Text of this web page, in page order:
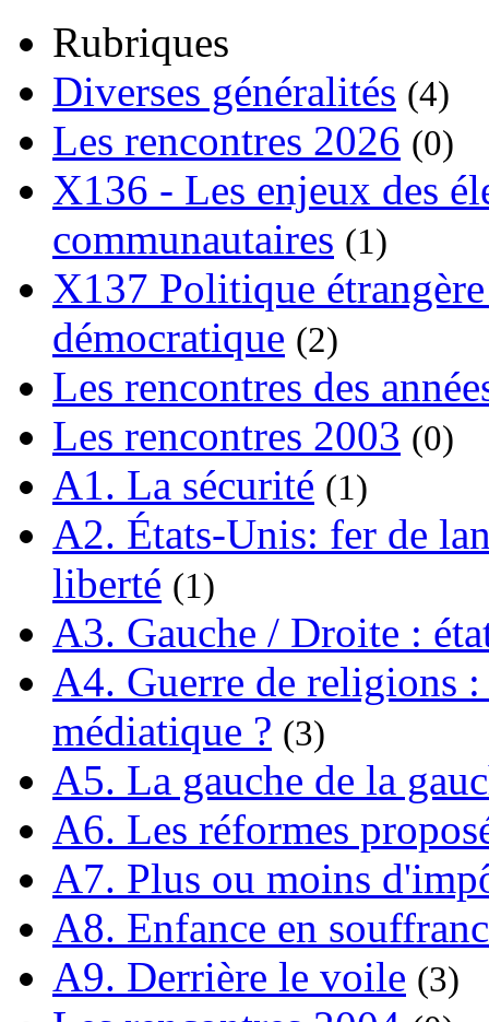
Rubriques
Diverses généralités (4)
Les rencontres 2026 (0)
X136 - Les enjeux des
communautaires (1)
X137 Politique
démocratique (2)
Les rencontres des
Les rencontres 2003 (0)
A1. La sécurité (1)
A2. États-Unis: fer de
liberté (1)
A3. Gauche / Droite :
A4. Guerre de religions
médiatique ? (3)
A5. La gauche de la
A6. Les réformes
A7. Plus ou moins
A8. Enfance en
A9. Derrière le voile (3)